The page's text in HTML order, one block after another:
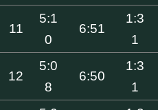
11
5:1
0
6:51
1:3
1
12
5:0
8
6:50
1:3
1